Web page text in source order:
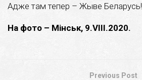
Адже там тепер – Жыве Беларусь!
На фото – Мінськ, 9.VІІІ.2020.
Previous Post